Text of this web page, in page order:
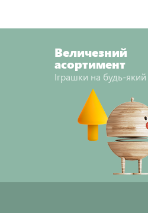
Величезний
асортимент
Іграшки на будь-